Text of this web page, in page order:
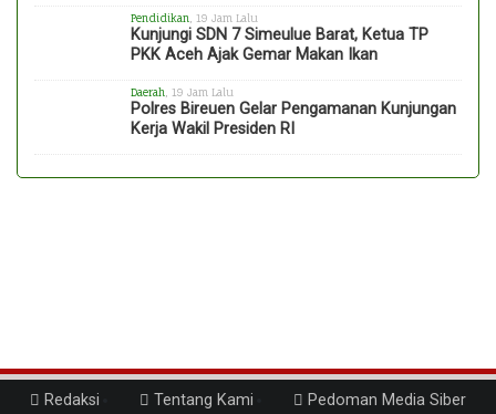
Pendidikan , 19 Jam Lalu
Kunjungi SDN 7 Simeulue Barat, Ketua TP
PKK Aceh Ajak Gemar Makan Ikan
Daerah , 19 Jam Lalu
Polres Bireuen Gelar Pengamanan Kunjungan
Kerja Wakil Presiden RI
Redaksi Tentang Kami Pedoman Media Siber